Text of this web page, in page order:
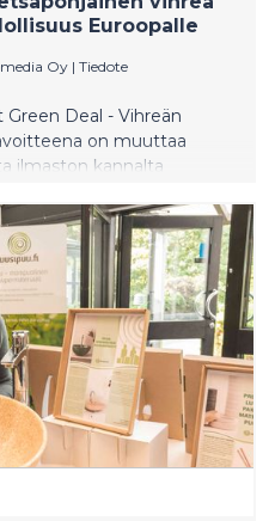
Euroopalle
Oy | Tiedote
Green Deal - Vihreän
on muuttaa
ilmaston kannalta
vuonna 2050.
hyväksyttää EU:n
Suomen kannalta
maan- ja
joiden
parhaillaan